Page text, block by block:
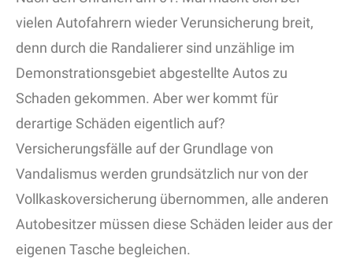
vielen Autofahrern wieder Verunsicherung breit,
denn durch die Randalierer sind unzählige im
Demonstrationsgebiet abgestellte Autos zu
Schaden gekommen. Aber wer kommt für
derartige Schäden eigentlich auf?
Versicherungsfälle auf der Grundlage von
Vandalismus werden grundsätzlich nur von der
Vollkaskoversicherung übernommen, alle anderen
Autobesitzer müssen diese Schäden leider aus der
eigenen Tasche begleichen.